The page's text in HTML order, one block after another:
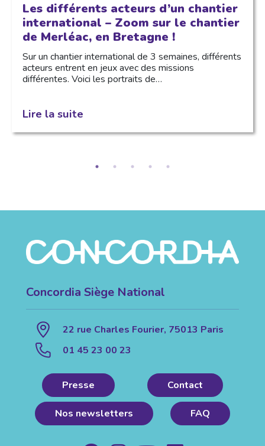
Les différents acteurs d’un chantier
international – Zoom sur le chantier
de Merléac, en Bretagne !
Sur un chantier international de 3 semaines, différents
acteurs entrent en jeux avec des missions
différentes. Voici les portraits de…
Lire la suite
Concordia Siège National
22 rue Charles Fourier, 75013 Paris
01 45 23 00 23
Presse Contact
Nos newsletters FAQ